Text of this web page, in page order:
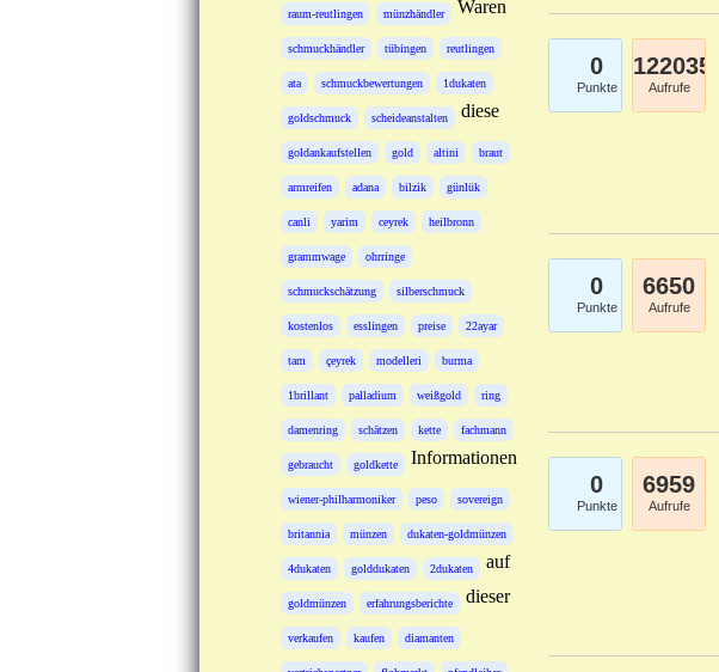
raum-reutlingen münzhändler
schmuckhändler tübingen reutlingen
ata schmuckbewertungen 1dukaten
goldschmuck scheideanstalten
goldankaufstellen gold altini braut
armreifen adana bilzik günlük
canli yarim ceyrek heilbronn
grammwage ohrringe
schmuckschätzung silberschmuck
kostenlos esslingen preise 22ayar
tam çeyrek modelleri burma
1brillant palladium weißgold ring
damenring schätzen kette fachmann
gebraucht goldkette
wiener-philharmoniker peso sovereign
britannia münzen dukaten-goldmünzen
4dukaten golddukaten 2dukaten
goldmünzen erfahrungsberichte
verkaufen kaufen diamanten
Waren
diese
Informationen
auf
dieser
0
Punkte
122035
Aufrufe
0
Punkte
6650
Aufrufe
0
Punkte
6959
Aufrufe